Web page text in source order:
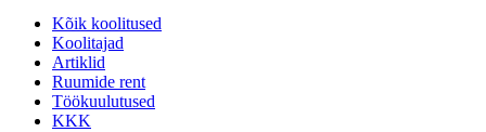
Kõik koolitused
Koolitajad
Artiklid
Ruumide rent
Töökuulutused
KKK